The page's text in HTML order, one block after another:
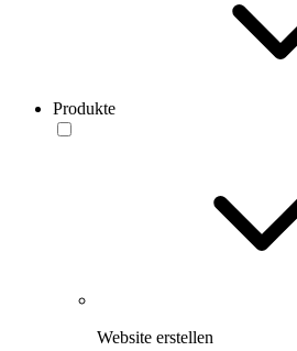
Produkte
Website erstellen